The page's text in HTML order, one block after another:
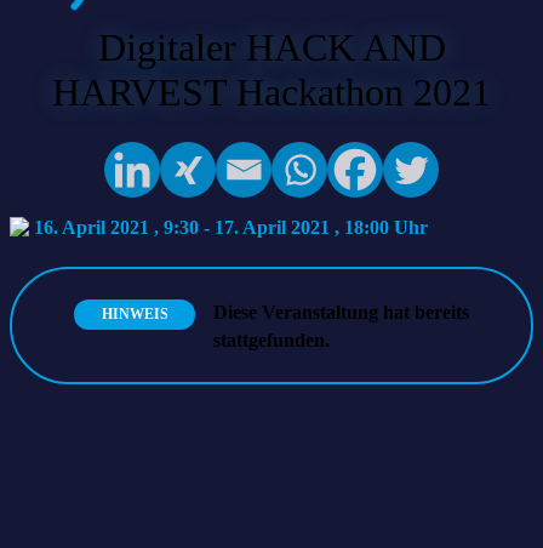
Digitaler HACK AND
HARVEST Hackathon 2021
16. April 2021 , 9:30 - 17. April 2021 , 18:00
HINWEIS
Diese Veranstaltung hat bereits
stattgefunden.